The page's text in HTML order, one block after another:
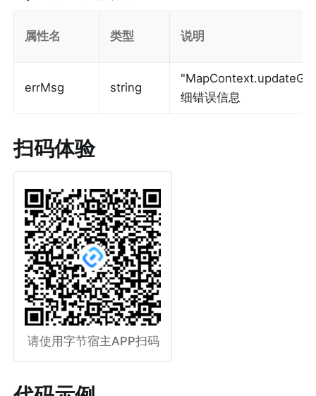
属性名 类型 说明
errMsg string
细错误信息
扫码体验
请使用字节宿主APP扫码